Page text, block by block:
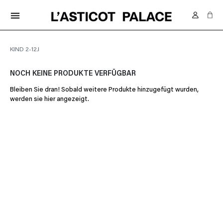
menu
KIND 2-12J
NOCH KEINE PRODUKTE VERFÜGBAR
Bleiben Sie dran! Sobald weitere Produkte hinzugefügt wurden,
werden sie hier angezeigt.